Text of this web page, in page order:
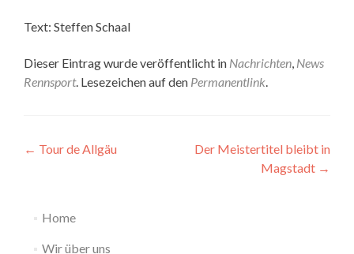
Text: Steffen Schaal
Dieser Eintrag wurde veröffentlicht in Nachrichten, News
Rennsport. Lesezeichen auf den Permanentlink.
Beitragsnavigation
← Tour de Allgäu
Der Meistertitel bleibt in
Magstadt →
Home
Wir über uns